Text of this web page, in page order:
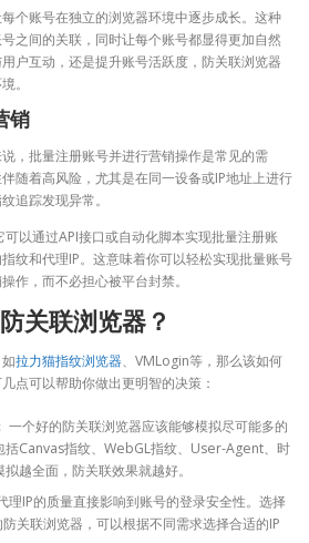
个账号在独立的浏览器环境中逐步成长。这种
之间的关联，同时让每个账号都显得更加自然
户互动，还是提升账号活跃度，防关联浏览器
。
销
，批量注册账号并进行营销操作是常见的需
随着高风险，尤其是在同一设备或IP地址上进行
追踪发现异常。
可以通过API接口或自动化脚本实现批量注册账
纹和代理IP。这意味着你可以轻松实现批量账号
作，而不必担心被平台封禁。
关联浏览器？
拉力猫指纹浏览器、VMLogin等，那么该如何
点可以帮助你做出更明智的决策：
一个好的防关联浏览器应该能够模拟尽可能多的
括Canvas指纹、WebGL指纹、User-Agent、时
越全面，防关联效果就越好。
理IP的质量直接影响到账号的登录安全性。选择
关联浏览器，可以根据不同需求选择合适的IP